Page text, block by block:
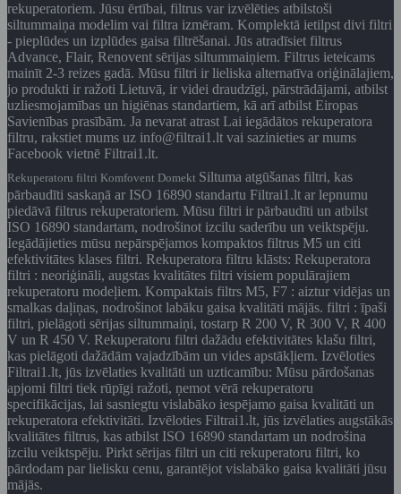
rekuperatoriem. Jūsu ērtībai, filtrus var izvēlēties atbilstoši
siltummaiņa modelim vai filtra izmēram. Komplektā ietilpst divi filtri
- pieplūdes un izplūdes gaisa filtrēšanai. Jūs atradīsiet filtrus
Advance, Flair, Renovent sērijas siltummaiņiem. Filtrus ieteicams
mainīt 2-3 reizes gadā. Mūsu filtri ir lieliska alternatīva oriģinālajiem,
jo produkti ir ražoti Lietuvā, ir videi draudzīgi, pārstrādājami, atbilst
uzliesmojamības un higiēnas standartiem, kā arī atbilst Eiropas
Savienības prasībām. Ja nevarat atrast Lai iegādātos rekuperatora
filtru, rakstiet mums uz info@filtrai1.lt vai sazinieties ar mums
Facebook vietnē Filtrai1.lt.
Rekuperatoru filtri Komfovent Domekt Siltuma atgūšanas filtri, kas
pārbaudīti saskaņā ar ISO 16890 standartu Filtrai1.lt ar lepnumu
piedāvā filtrus rekuperatoriem. Mūsu filtri ir pārbaudīti un atbilst
ISO 16890 standartam, nodrošinot izcilu saderību un veiktspēju.
Iegādājieties mūsu nepārspējamos kompaktos filtrus M5 un citi
efektivitātes klases filtri. Rekuperatora filtru klāsts: Rekuperatora
filtri : neoriģināli, augstas kvalitātes filtri visiem populārajiem
rekuperatoru modeļiem. Kompaktais filtrs M5, F7 : aiztur vidējas un
smalkas daļiņas, nodrošinot labāku gaisa kvalitāti mājās. filtri : īpaši
filtri, pielāgoti sērijas siltummaiņi, tostarp R 200 V, R 300 V, R 400
V un R 450 V. Rekuperatoru filtri dažādu efektivitātes klašu filtri,
kas pielāgoti dažādām vajadzībām un vides apstākļiem. Izvēloties
Filtrai1.lt, jūs izvēlaties kvalitāti un uzticamību: Mūsu pārdošanas
apjomi filtri tiek rūpīgi ražoti, ņemot vērā rekuperatoru
specifikācijas, lai sasniegtu vislabāko iespējamo gaisa kvalitāti un
rekuperatora efektivitāti. Izvēloties Filtrai1.lt, jūs izvēlaties augstākās
kvalitātes filtrus, kas atbilst ISO 16890 standartam un nodrošina
izcilu veiktspēju. Pirkt sērijas filtri un citi rekuperatoru filtri, ko
pārdodam par lielisku cenu, garantējot vislabāko gaisa kvalitāti jūsu
mājās.